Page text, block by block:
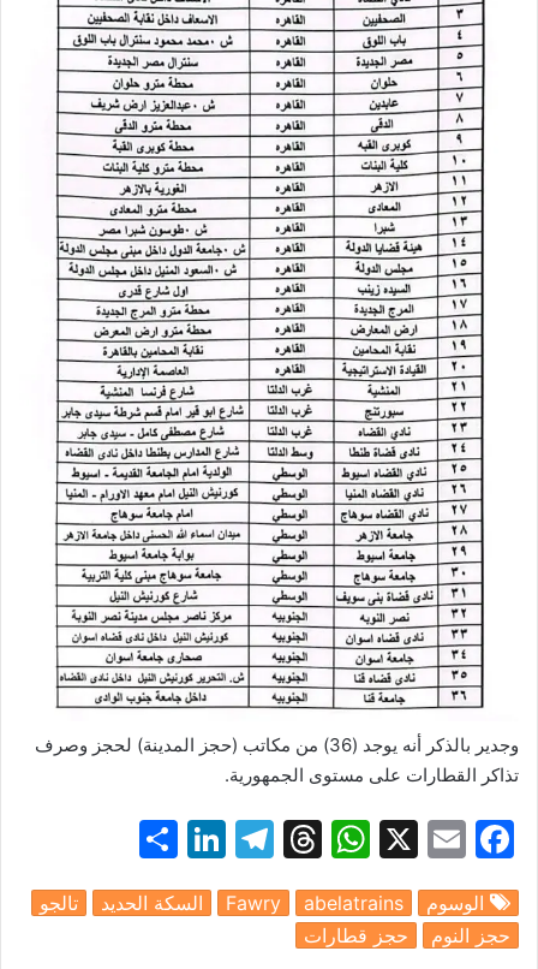
وجدير بالذكر أنه يوجد (36) من مكاتب (حجز المدينة) لحجز وصرف
تذاكر القطارات على مستوى الجمهورية.
F
a
c
e
E
m
ai
l
X
W
h
at
s
T
hr
e
T
el
e
Li
n
k
h
ar
الوسوم abelatrains
Fawry السكة الحديد
تالجو
حجز النوم
حجز قطارات